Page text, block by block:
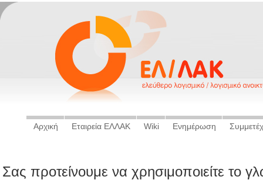
Αρχική Εταιρεία ΕΛΛΑΚ Wiki Ενημέρωση
Σας προτείνουμε να χρησιμοποιείτε το